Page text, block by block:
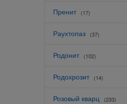
Пренит (17)
Раухтопаз (37)
Родонит (102)
Родохрозит (14)
Розовый кварц (233)